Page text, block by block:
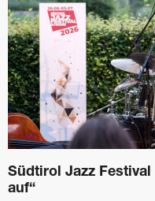
Südtirol Jazz Festival
auf“